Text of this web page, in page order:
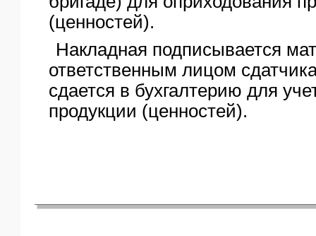
(ценностей).
Накладная подписывается
ответственным лицом
сдается в бухгалтерию для
продукции (ценностей).